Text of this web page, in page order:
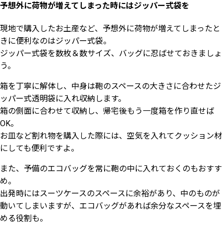
予想外に荷物が増えてしまった時にはジッパー式袋を
現地で購入したお土産など、予想外に荷物が増えてしまったと
きに便利なのはジッパー式袋。
ジッパー式袋を数枚＆数サイズ、バッグに忍ばせておきましょ
う。
箱を丁寧に解体し、中身は鞄のスペースの大きさに合わせたジ
ッパー式透明袋に入れ収納します。
箱の側面に合わせて収納し、帰宅後もう一度箱を作り直せば
OK。
お皿など割れ物を購入した際には、空気を入れてクッション材
にしても便利ですよ。
また、予備のエコバッグを常に鞄の中に入れておくのもおすす
め。
出発時にはスーツケースのスペースに余裕があり、中のものが
動いてしまいますが、エコバッグがあれば余分なスペースを埋
める役割も。